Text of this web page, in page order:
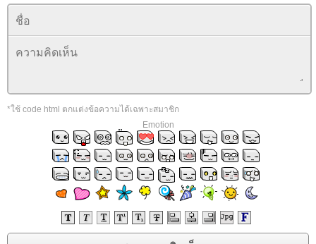
*ใช้ code html ตกแต่งข้อความได้เฉพาะสมาชิก
Emotion